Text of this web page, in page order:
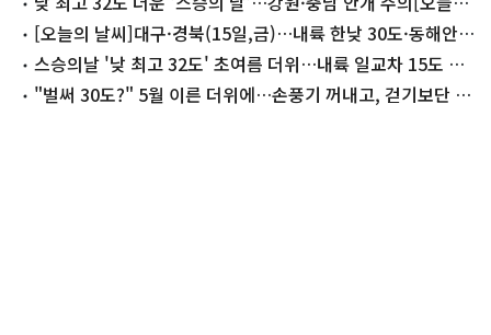
씨][오늘의 날씨]대구·경북(15일,금)…내륙 한낮 30도·동해안
은 선선
스승의날 '낮 최고 32도' 초여름 더위…내륙 일교차 15도 안
팎 "벌써 30도?" 5월 이른 더위에…손풍기 꺼내고, 걷기보단 킥